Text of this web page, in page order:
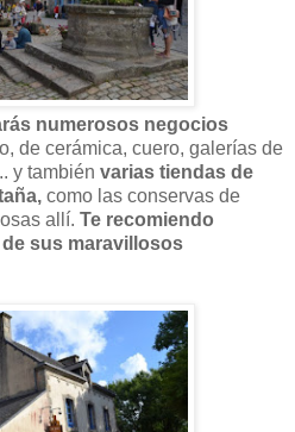
numerosos negocios
de cerámica, cuero, galerías de
y también varias tiendas de
como las conservas de
allí. Te recomiendo
sus maravillosos